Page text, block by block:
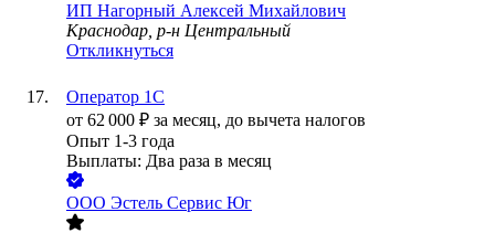
ИП Нагорный Алексей Михайлович
Краснодар, р-н Центральный
Откликнуться
Оператор 1С
от 62 000 ₽ за месяц, до вычета налогов
Опыт 1-3 года
Выплаты: Два раза в месяц
ООО Эстель Сервис Юг